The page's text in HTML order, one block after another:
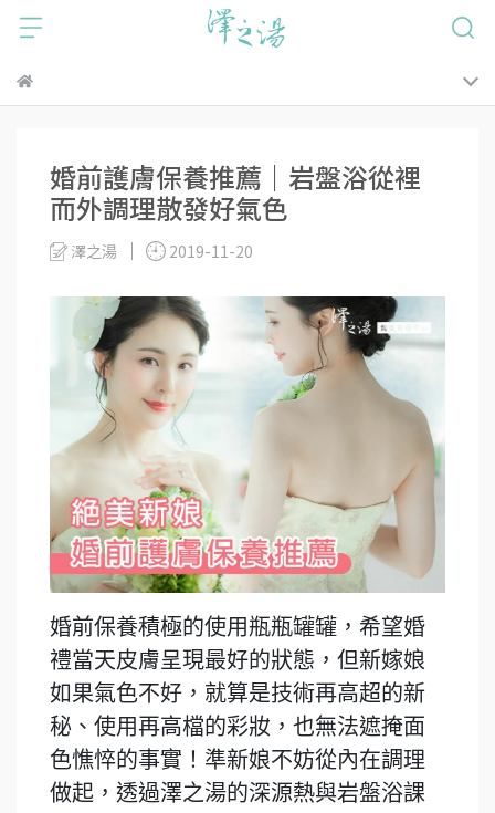
婚前護膚保養推薦｜岩盤浴從裡
而外調理散發好氣色
澤之湯 2019-11-20
婚前保養積極的使用瓶瓶罐罐，希望婚
禮當天皮膚呈現最好的狀態，但新嫁娘
如果氣色不好，就算是技術再高超的新
秘、使用再高檔的彩妝，也無法遮掩面
色憔悴的事實！準新娘不妨從內在調理
做起，透過澤之湯的深源熱與岩盤浴課